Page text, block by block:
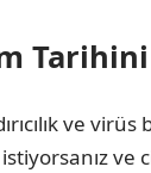
ve
ve